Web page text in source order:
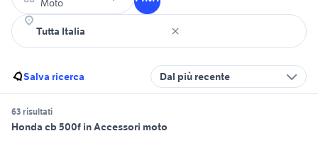
Moto
Salva ricerca Dal più recente
63 risultati
Honda cb 500f in Accessori moto